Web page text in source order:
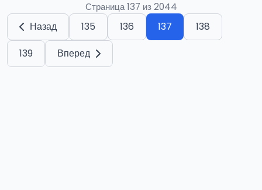
Страница 137 из 2044
Назад 135 136 137
138
139
Вперед